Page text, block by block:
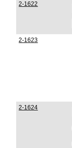
2-1622
2-1623
2-1624